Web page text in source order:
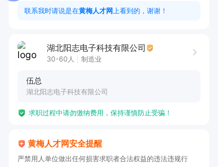
工作时间：8：00-20.00
联系我时请说是在黄梅人才网 上看到的，谢谢！
湖北阳志电子科技有限公司
30-60人 制造业
伍总
湖北阳志电子科技有限公司
求职过程中请勿缴纳费用，保持谨慎防止受骗！
黄梅人才网安全提醒
严禁用人单位做出任何损害求职者合法权益的违法违规行